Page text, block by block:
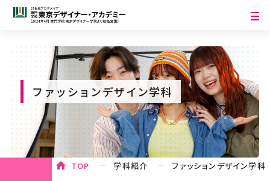
ファッションデザイン学科
TOP 学科紹介 ファッションデザイン学科